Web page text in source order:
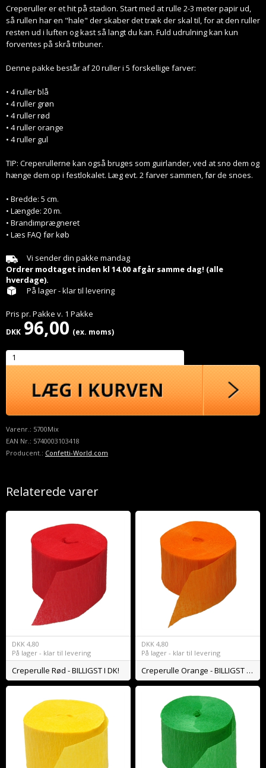
Creperuller er et hit på stadion. Start med at rulle 2-3 meter papir ud,
så rullen har en "hale" der skaber det træk der skal til, for at den ruller
resten ud i luften og kast så langt du kan. Fuld udrulning kan kun
forventes på skrå tribuner.
Denne pakke består af 20 ruller i 5 forskellige farver:
• 4 ruller blå
• 4 ruller grøn
• 4 ruller rød
• 4 ruller orange
• 4 ruller gul
TIP: Creperullerne kan også bruges som guirlander, ved at sno dem og
hænge dem op i festlokalet. Læg evt. 2 farver sammen, før de snoes.
• Bredde: 5 cm.
• Længde: 20 m.
• Brandimprægneret
• Læs FAQ før køb
Vi sender din pakke mandag
Ordrer modtaget inden kl 14.00 afgår samme dag! (alle
hverdage).
På lager - klar til levering
Pris pr. Pakke v. 1 Pakke
DKK 96,00 (ex. moms)
Varenr.: 5700Mix
EAN Nr.: 5740003103418
Producent.: Confetti-World.com
Relaterede varer
DKK 4,80
På lager - klar til levering
Creperulle Rød - BILLIGST I DK!
DKK 4,80
På lager - klar til levering
Creperulle Orange - BILLIGST I DK!